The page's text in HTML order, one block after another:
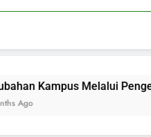
Melalui Pengesahan Global